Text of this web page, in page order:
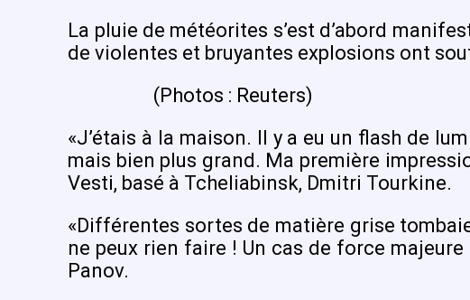
La pluie de météorites s’est d’abord
de violentes et bruyantes explosions ont
(Photos : Reuters)
«J’étais à la maison. Il y a eu un flash de
mais bien plus grand. Ma première
Vesti, basé à Tcheliabinsk, Dmitri Tourkine.
«Différentes sortes de matière grise
ne peux rien faire ! Un cas de force
Panov.